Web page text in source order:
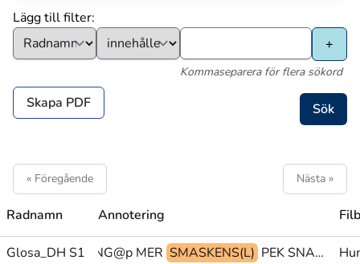
Lägg till filter:
Kommaseparera för flera sökord
Skapa PDF
« Föregående Nästa »
Radnamn Annotering
Glosa_DH S1 MER SMASKENS(L) PEK SNART VATTNAS-MUN(5)